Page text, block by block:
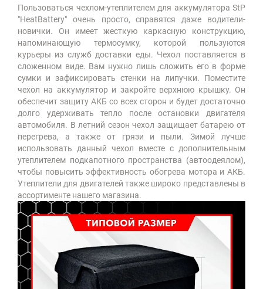
Пользоваться чехлом-утеплителем для аккумулятора StP
"HeatBattery" очень просто, справятся даже водители-
новички. Он имеет жесткую каркасную конструкцию,
напоминающую термосумку, которой пользуются
курьеры из служб доставки еды. Чехол поставляется в
сложенном виде. Вам нужно лишь сложить его в форме
сумки и зафиксировать стенки на липучки. Поместите
чехол на аккумулятор и закройте верхнюю крышку. Он
обеспечит защиту АКБ со всех сторон и будет достаточно
долго удерживать тепло после остановки двигателя
автомобиля. В летний сезон чехол защищает батарею от
перегрева, а также от грязи и пыли. Зимой лучше
использовать данный чехол вместе с дополнительным
утеплителем подкапотного пространства (автоодеялом),
чтобы повысить эффективность обогрева мотора и АКБ.
Утеплители для двигателей также широко представлены в
ассортименте нашего магазина.